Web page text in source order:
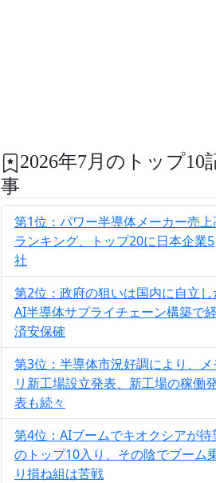
2026年7月のトップ10
事
第1位：パワー半導体メーカー売上
ランキング、トップ20に日本企業5
社
第2位：政府の狙いは国内に自立し
AI半導体サプライチェーン構築で経
済安保確
第3位：半導体市況好調により、メ
リ新工場設立発表、新工場の稼働
表も続々
第4位：AIブームでキオクシアが待
のトップ10入り、その陰でブーム
り損ね組は苦戦